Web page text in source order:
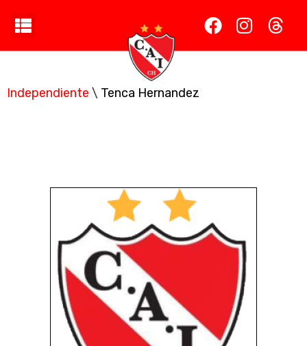
Independiente \ Tenca Hernandez